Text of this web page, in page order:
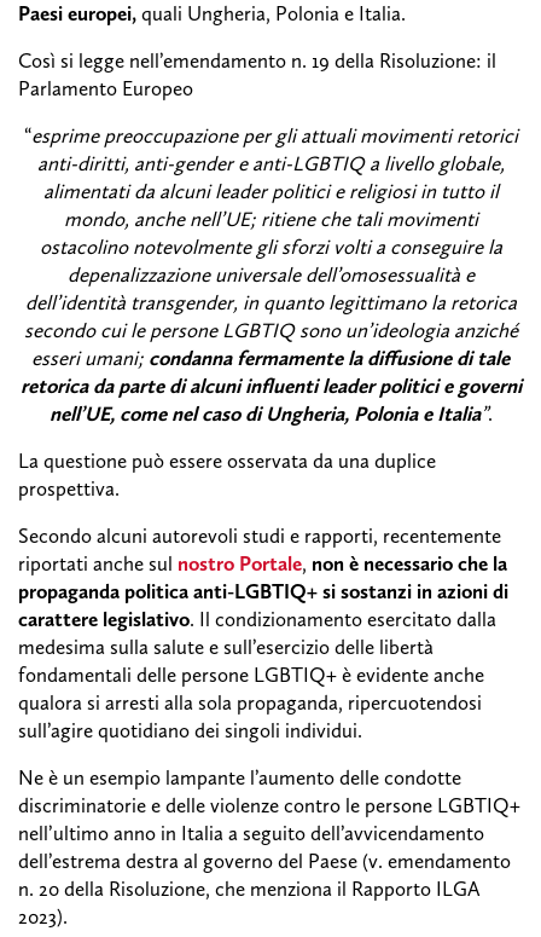
Paesi europei, quali Ungheria, Polonia e Italia.
Così si legge nell’emendamento n. 19 della Risoluzione: il
Parlamento Europeo
“esprime preoccupazione per gli attuali movimenti retorici
anti-diritti, anti-gender e anti-LGBTIQ a livello globale,
alimentati da alcuni leader politici e religiosi in tutto il
mondo, anche nell’UE; ritiene che tali movimenti
ostacolino notevolmente gli sforzi volti a conseguire la
depenalizzazione universale dell’omosessualità e
dell’identità transgender, in quanto legittimano la retorica
secondo cui le persone LGBTIQ sono un’ideologia anziché
esseri umani; condanna fermamente la diffusione di tale
retorica da parte di alcuni influenti leader politici e governi
nell’UE, come nel caso di Ungheria, Polonia e Italia”.
La questione può essere osservata da una duplice
prospettiva.
Secondo alcuni autorevoli studi e rapporti, recentemente
riportati anche sul nostro Portale, non è necessario che la
propaganda politica anti-LGBTIQ+ si sostanzi in azioni di
carattere legislativo. Il condizionamento esercitato dalla
medesima sulla salute e sull’esercizio delle libertà
fondamentali delle persone LGBTIQ+ è evidente anche
qualora si arresti alla sola propaganda, ripercuotendosi
sull’agire quotidiano dei singoli individui.
Ne è un esempio lampante l’aumento delle condotte
discriminatorie e delle violenze contro le persone LGBTIQ+
nell’ultimo anno in Italia a seguito dell’avvicendamento
dell’estrema destra al governo del Paese (v. emendamento
n. 20 della Risoluzione, che menziona il Rapporto ILGA
2023).